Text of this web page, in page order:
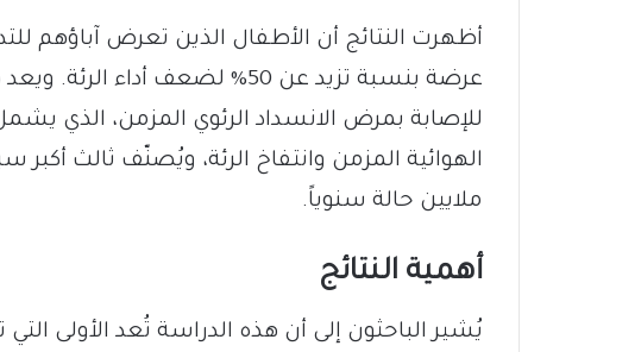
أظهرت النتائج أن الأطفال الذين تعرض آباؤهم
عرضة بنسبة تزيد عن 50% لضعف
للإصابة بمرض الانسداد الرئوي المزمن، الذي
ملايين حالة سنوياً.
أهمية النتائج
يُشير الباحثون إلى أن هذه الدراسة تُعد الأولى